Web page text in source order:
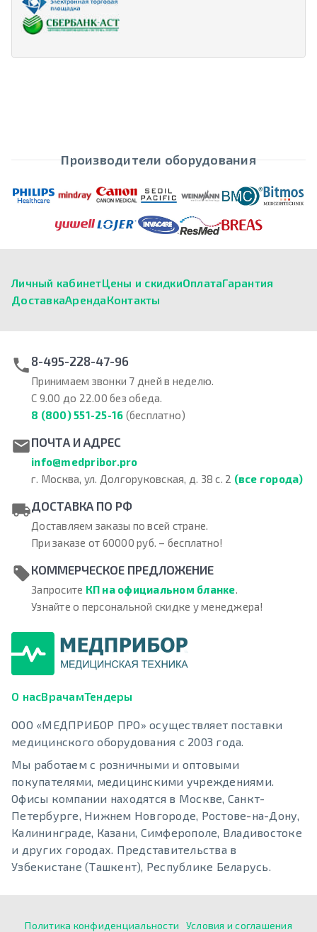
Производители оборудования
Личный кабинетЦены и скидкиОплатаГарантия
ДоставкаАрендаКонтакты
8-495-228-47-96
Принимаем звонки 7 дней в неделю.
С 9.00 до 22.00 без обеда.
8 (800) 551-25-16 (бесплатно)
ПОЧТА И АДРЕС
info@medpribor.pro
г. Москва, ул. Долгоруковская, д. 38 с. 2 (все города)
ДОСТАВКА ПО РФ
Доставляем заказы по всей стране.
При заказе от 60000 руб. – бесплатно!
КОММЕРЧЕСКОЕ ПРЕДЛОЖЕНИЕ
Запросите КП на официальном бланке.
Узнайте о персональной скидке у менеджера!
О насВрачамТендеры
ООО «МЕДПРИБОР ПРО» осуществляет поставки
медицинского оборудования с 2003 года.
Мы работаем с розничными и оптовыми
покупателями, медицинскими учреждениями.
Офисы компании находятся в Москве, Санкт-
Петербурге, Нижнем Новгороде, Ростове-на-Дону,
Калининграде, Казани, Симферополе, Владивостоке
и других городах. Представительства в
Узбекистане (Ташкент), Республике Беларусь.
Политика конфиденциальности Условия и соглашения